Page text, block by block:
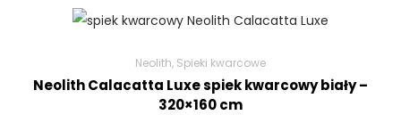
Neolith, Spieki kwarcowe
Neolith Calacatta Luxe spiek kwarcowy biały –
320×160 cm